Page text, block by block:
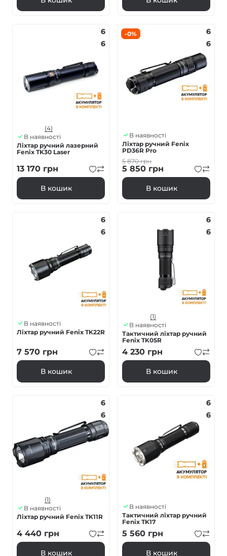
6
6
(4)
В наявності
Ліхтар ручний лазерний
Fenix TK30 Laser
13 170 грн
В кошик
-0%
6
6
В наявності
Ліхтар ручний Fenix
PD36R Pro
5 870грн
5 850 грн
В кошик
6
6
В наявності
Ліхтар ручний Fenix TK22R
7 570 грн
В кошик
6
6
(1)
В наявності
Тактичний ліхтар ручний
Fenix TK05R
4 230 грн
В кошик
6
6
(1)
В наявності
Ліхтар ручний Fenix TK11R
4 440 грн
В кошик
6
6
В наявності
Тактичний ліхтар ручний
Fenix TK17
5 560 грн
В кошик